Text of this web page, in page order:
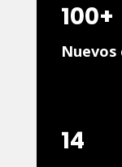
100+
Nuevos
14